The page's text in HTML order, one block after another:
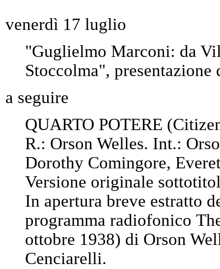
venerdì 17 luglio
"Guglielmo Marconi: da
Stoccolma",
a seguire
QUARTO POTERE
R.: Orson Welles. Int.:
Dorothy Comingore,
Versione originale
In apertura breve estratto
programma radiofonico
ottobre 1938) di Orson
Cenciarelli.